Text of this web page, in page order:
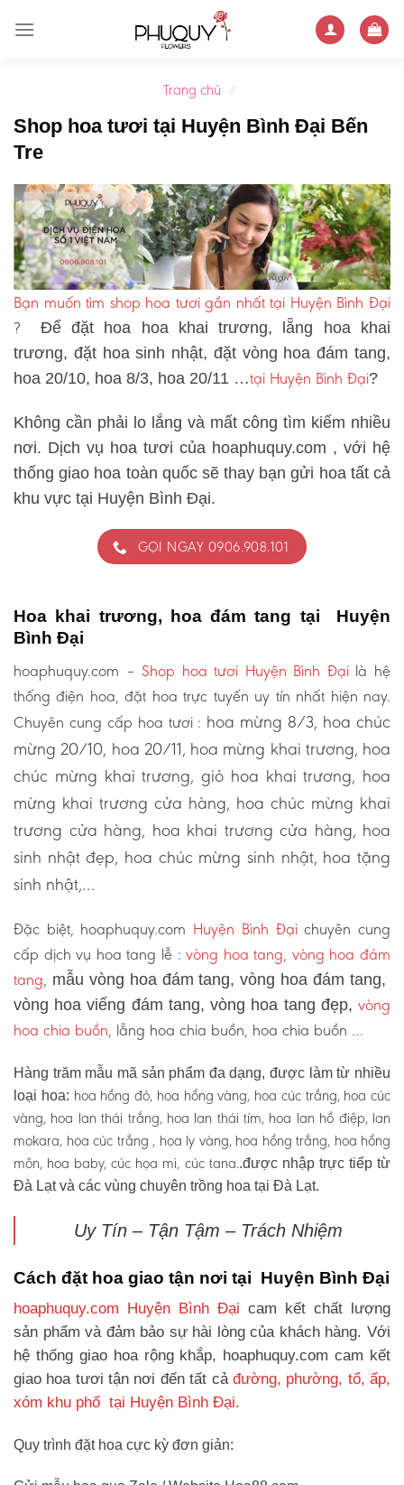
Trang chủ /
Shop hoa tươi tại Huyện Bình Đại Bến
Tre
Bạn muốn tìm shop hoa tươi gần nhất tại Huyện Bình Đại
? Để đặt hoa hoa khai trương, lẵng hoa khai
trương, đặt hoa sinh nhật, đặt vòng hoa đám tang,
hoa 20/10, hoa 8/3, hoa 20/11 …tại Huyện Bình Đại?
Không cần phải lo lắng và mất công tìm kiếm nhiều
nơi. Dịch vụ hoa tươi của hoaphuquy.com , với hệ
thống giao hoa toàn quốc sẽ thay bạn gửi hoa tất cả
khu vực tại Huyện Bình Đại.
GỌI NGAY 0906.908.101
Hoa khai trương, hoa đám tang tại Huyện
Bình Đại
hoaphuquy.com – Shop hoa tươi Huyện Bình Đạilà hệ
thống điện hoa, đặt hoa trực tuyến uy tín nhất hiện nay.
Chuyên cung cấp hoa tươi : hoa mừng 8/3, hoa chúc
mừng 20/10, hoa 20/11, hoa mừng khai trương, hoa
chúc mừng khai trương, giỏ hoa khai trương, hoa
mừng khai trương cửa hàng, hoa chúc mừng khai
trương cửa hàng, hoa khai trương cửa hàng, hoa
sinh nhật đẹp, hoa chúc mừng sinh nhật, hoa tặng
sinh nhật,…
Đặc biệt, hoaphuquy.com Huyện Bình Đạichuyên cung
cấp dịch vụ hoa tang lễ :vòng hoa tang, vòng hoa đám
tang, mẫu vòng hoa đám tang, vòng hoa đám tang,
vòng hoa viếng đám tang, vòng hoa tang đẹp, vòng
hoa chia buồn, lẵng hoa chia buồn, hoa chia buồn …
Hàng trăm mẫu mã sản phẩm đa dạng, được làm từ nhiều
loại hoa: hoa hồng đỏ, hoa hồng vàng, hoa cúc trắng, hoa cúc
vàng, hoa lan thái trắng, hoa lan thái tím, hoa lan hồ điệp, lan
mokara, hoa cúc trắng , hoa ly vàng, hoa hồng trắng, hoa hồng
môn, hoa baby, cúc họa mi, cúc tana..được nhập trực tiếp từ
Đà Lạt và các vùng chuyên trồng hoa tại Đà Lạt.
Uy Tín – Tận Tậm – Trách Nhiệm
Cách đặt hoa giao tận nơi tại Huyện Bình Đại
hoaphuquy.com Huyện Bình Đại cam kết chất lượng
sản phẩm và đảm bảo sự hài lòng của khách hàng. Với
hệ thống giao hoa rộng khắp, hoaphuquy.com cam kết
giao hoa tươi tận nơi đến tất cả đường, phường, tổ, ấp,
xóm khu phố tại Huyện Bình Đại.
Quy trình đặt hoa cực kỳ đơn giản: